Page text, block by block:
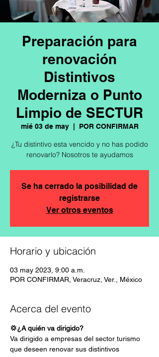
Preparación para
renovación
Distintivos
Moderniza o Punto
Limpio de SECTUR
mié 03 de may
  |
POR CONFIRMAR
¿Tu distintivo esta vencido y no has podido
renovarlo? Nosotros te ayudamos
Se ha cerrado la posibilidad de
registrarse
Ver otros eventos
Horario y ubicación
03 may 2023, 9:00 a.m.
POR CONFIRMAR, Veracruz, Ver., México
Acerca del evento
💢¿A quién va dirigido?
Va dirigido a empresas del sector turismo
que deseen renovar sus distintivos